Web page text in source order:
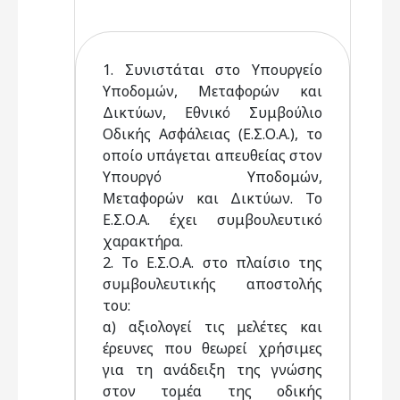
1. Συνιστάται στο Υπουργείο
Υποδομών, Μεταφορών και
Δικτύων, Εθνικό Συμβούλιο
Οδικής Ασφάλειας (Ε.Σ.Ο.Α.), το
οποίο υπάγεται απευθείας στον
Υπουργό Υποδομών,
Μεταφορών και Δικτύων. Το
Ε.Σ.Ο.Α. έχει συμβουλευτικό
χαρακτήρα.
2. Το Ε.Σ.Ο.Α. στο πλαίσιο της
συμβουλευτικής αποστολής
του:
α) αξιολογεί τις μελέτες και
έρευνες που θεωρεί χρήσιμες
για τη ανάδειξη της γνώσης
στον τομέα της οδικής